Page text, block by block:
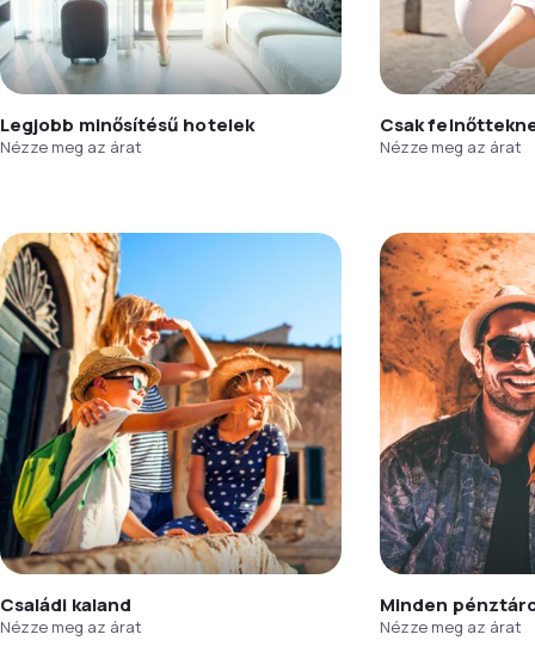
Legjobb minősítésű hotelek
Nézze meg az árat
Csak
Nézze meg az árat
Családi kaland
Nézze meg az árat
Minden
Nézze meg az árat